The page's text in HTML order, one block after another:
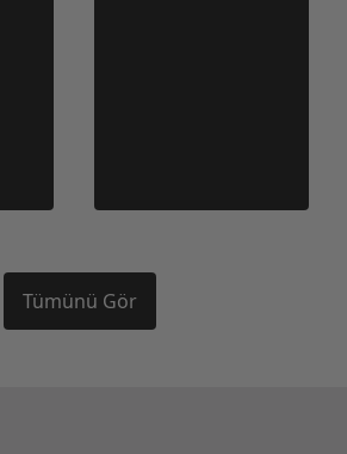
Tümünü Gör